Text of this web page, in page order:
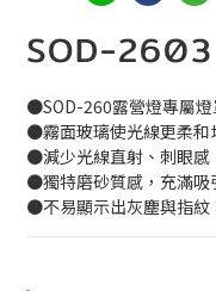
SOD-2603
●SOD-260露營燈專屬燈
●霧面玻璃使光線更柔和
●減少光線直射、刺眼感
●獨特磨砂質感，充滿吸
●不易顯示出灰塵與指紋